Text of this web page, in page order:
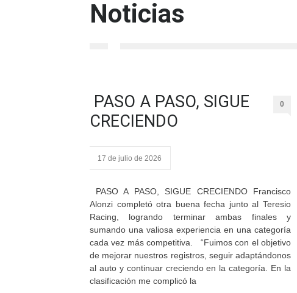
Noticias
PASO A PASO, SIGUE
CRECIENDO
0
17 de julio de 2026
PASO A PASO, SIGUE CRECIENDO Francisco
Alonzi completó otra buena fecha junto al Teresio
Racing, logrando terminar ambas finales y
sumando una valiosa experiencia en una categoría
cada vez más competitiva. “Fuimos con el objetivo
de mejorar nuestros registros, seguir adaptándonos
al auto y continuar creciendo en la categoría. En la
clasificación me complicó la